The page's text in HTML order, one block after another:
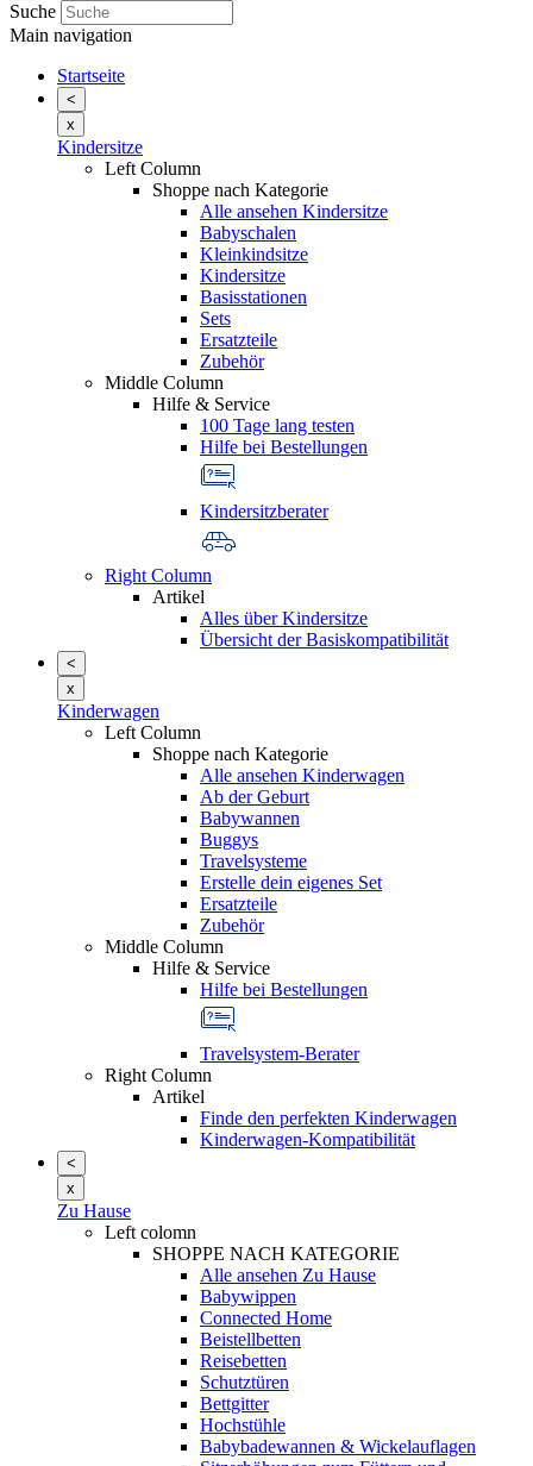
Suche
Main navigation
Startseite
<
x
Kindersitze
Left Column
Shoppe nach Kategorie
Alle ansehen Kindersitze
Babyschalen
Kleinkindsitze
Kindersitze
Basisstationen
Sets
Ersatzteile
Zubehör
Middle Column
Hilfe & Service
100 Tage lang testen
Hilfe bei Bestellungen
Kindersitzberater
Right Column
Artikel
Alles über Kindersitze
Übersicht der Basiskompatibilität
<
x
Kinderwagen
Left Column
Shoppe nach Kategorie
Alle ansehen Kinderwagen
Ab der Geburt
Babywannen
Buggys
Travelsysteme
Erstelle dein eigenes Set
Ersatzteile
Zubehör
Middle Column
Hilfe & Service
Hilfe bei Bestellungen
Travelsystem-Berater
Right Column
Artikel
Finde den perfekten Kinderwagen
Kinderwagen-Kompatibilität
<
x
Zu Hause
Left colomn
SHOPPE NACH KATEGORIE
Alle ansehen Zu Hause
Babywippen
Connected Home
Beistellbetten
Reisebetten
Schutztüren
Bettgitter
Hochstühle
Babybadewannen & Wickelauflagen